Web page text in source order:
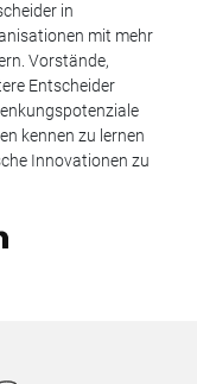
in
mit mehr
Vorstände,
Entscheider
kennen zu lernen
Innovationen zu